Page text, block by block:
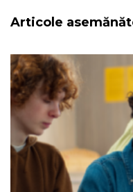
Articole